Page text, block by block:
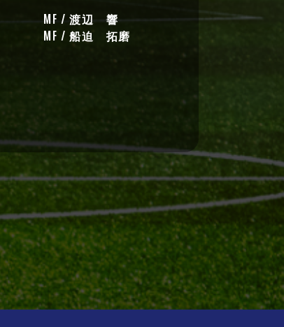
MF / 渡辺 響
MF / 船迫 拓磨